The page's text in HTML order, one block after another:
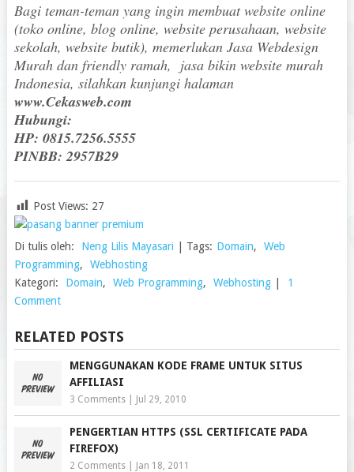
Bagi teman-teman yang ingin membuat website online
(toko online, blog online, website perusahaan, website
sekolah, website butik), memerlukan Jasa Webdesign
Murah dan friendly ramah, jasa bikin website murah
Indonesia, silahkan kunjungi halaman
www.Cekasweb.com
Hubungi:
HP: 0815.7256.5555
PINBB: 2957B29
Post Views: 27
Di tulis oleh: Neng Lilis Mayasari Tags: Domain,
Web
Programming,
Webhosting
Kategori:
Domain, Web Programming, Webhosting|
1
Comment
RELATED POSTS
MENGGUNAKAN KODE FRAME UNTUK SITUS
AFFILIASI
3 Comments| Jul 29, 2010
PENGERTIAN HTTPS (SSL CERTIFICATE PADA
FIREFOX)
2 Comments| Jan 18, 2011